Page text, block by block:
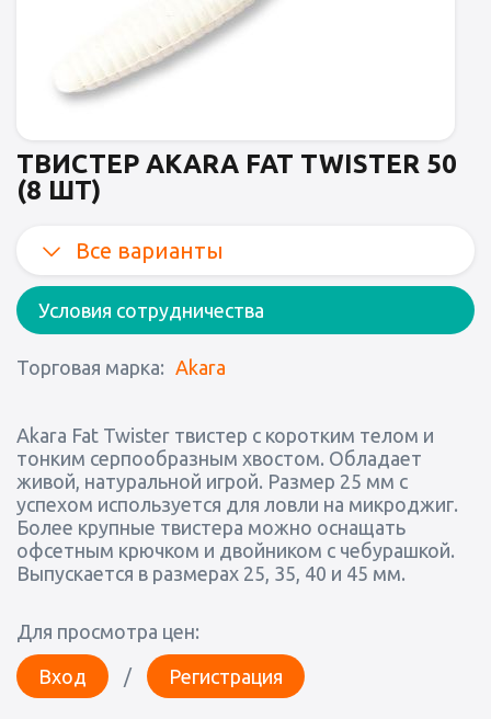
ТВИСТЕР AKARA FAT TWISTER 50
(8 ШТ)
Все варианты
Условия сотрудничества
Торговая марка: Akara
Akara Fat Twister твистер с коротким телом и
тонким серпообразным хвостом. Обладает
живой, натуральной игрой. Размер 25 мм с
успехом используется для ловли на микроджиг.
Более крупные твистера можно оснащать
офсетным крючком и двойником с чебурашкой.
Выпускается в размерах 25, 35, 40 и 45 мм.
Для просмотра цен:
Вход / Регистрация